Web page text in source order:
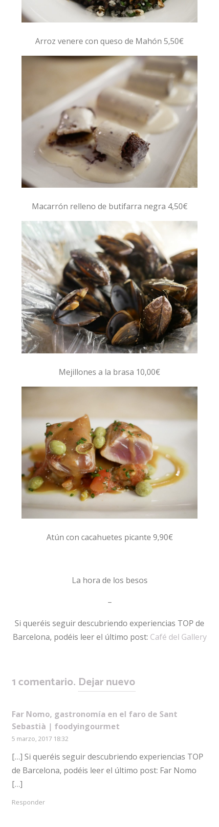
Arroz venere con queso de Mahón 5,50€
Macarrón relleno de butifarra negra 4,50€
Mejillones a la brasa 10,00€
Atún con cacahuetes picante 9,90€
La hora de los besos
–
Si queréis seguir descubriendo experiencias TOP de
Barcelona, podéis leer el último post: Café del Gallery
1comentario. Dejar nuevo
Far Nomo, gastronomía en el faro de Sant
Sebastià | foodyingourmet
5 marzo, 2017 18:32
[…] Si queréis seguir descubriendo experiencias TOP
de Barcelona, podéis leer el último post: Far Nomo
[…]
Responder